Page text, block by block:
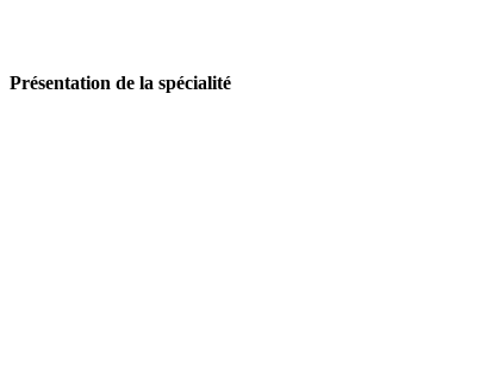
Présentation de la spécialité